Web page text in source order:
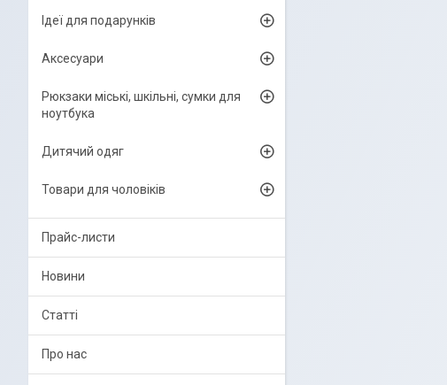
Ідеї для подарунків
Аксесуари
Рюкзаки міські, шкільні, сумки для
ноутбука
Дитячий одяг
Товари для чоловіків
Прайс-листи
Новини
Статті
Про нас